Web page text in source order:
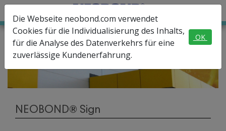
NEOBOND® Sign
Die Webseite neobond.com verwendet
Cookies für die Individualisierung des Inhalts,
für die Analyse des Datenverkehrs für eine
zuverlässige Kundenerfahrung.
OK